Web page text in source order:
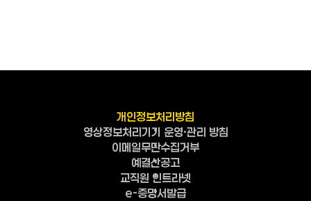
개인정보처리방침
영상정보처리기기 운영·관리 방침
이메일무단수집거부
예결산공고
교직원 인트라넷
e-증명서발급